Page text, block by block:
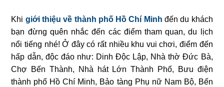
Khi giới thiệu về thành phố Hồ Chí Minh đến du khách
bạn đừng quên nhắc đến các điểm tham quan, du lịch
nổi tiếng nhé! Ở đây có rất nhiều khu vui chơi, điểm đến
hấp dẫn, độc đáo như: Dinh Độc Lập, Nhà thờ Đức Bà,
Chợ Bến Thành, Nhà hát Lớn Thành Phố, Bưu điện
thành phố Hồ Chí Minh, Bảo tàng Phụ nữ Nam Bộ, Bến